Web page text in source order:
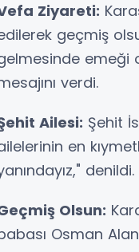
Ziyareti:
geçmiş
emeği
verdi.
Ailesi: Şehit
en
denildi.
Olsun:
Osman